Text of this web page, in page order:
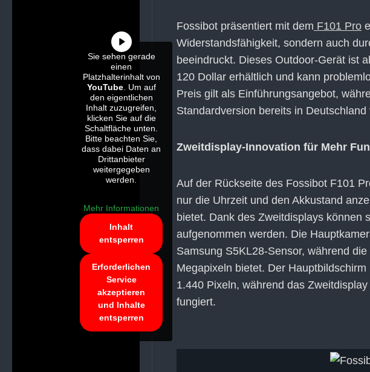
Sie sehen gerade
einen
Platzhalterinhalt von
YouTube. Um auf
den eigentlichen
Inhalt zuzugreifen,
klicken Sie auf die
Schaltfläche unten.
Bitte beachten Sie,
dass dabei Daten an
Drittanbieter
weitergegeben
werden.
Mehr Informationen
Inhalt
entsperren
Erforderlichen
Service
akzeptieren
und Inhalte
entsperren
Fossibot präsentiert mit dem F101 Pro
Widerstandsfähigkeit, sondern auch
beeindruckt. Dieses Outdoor-Gerät ist
120 Dollar erhältlich und kann
Preis gilt als Einführungsangebot,
Standardversion bereits in Deutschland
Zweitdisplay-Innovation für Mehr
Auf der Rückseite des Fossibot F101
nur die Uhrzeit und den Akkustand
bietet. Dank des Zweitdisplays können
aufgenommen werden. Die
Samsung S5KL28-Sensor, während
Megapixeln bietet. Der
1.440 Pixeln, während das
fungiert.